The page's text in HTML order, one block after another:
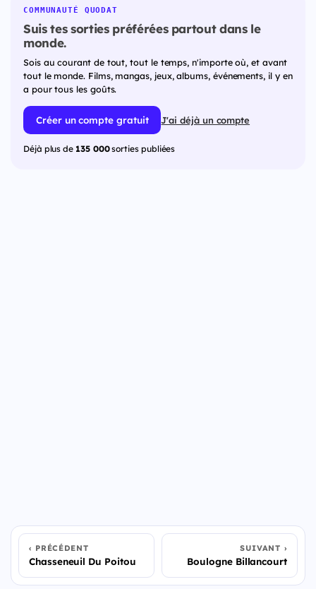
COMMUNAUTÉ QUODAT
Suis tes sorties préférées partout dans le
monde.
Sois au courant de tout, tout le temps, n'importe où, et avant
tout le monde. Films, mangas, jeux, albums, événements, il y en
a pour tous les goûts.
Créer un compte gratuit J'ai déjà un compte
Déjà plus de 135 000sorties publiées
PRÉCÉDENT
Chasseneuil Du Poitou
SUIVANT
Boulogne Billancourt